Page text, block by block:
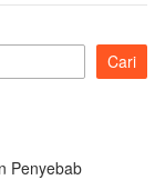
Cari
Penyebab